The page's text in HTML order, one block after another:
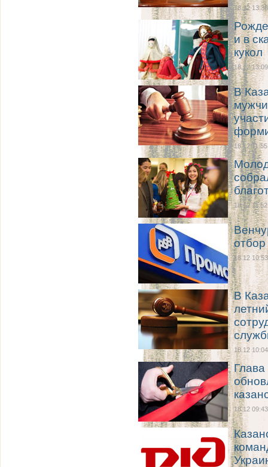
18.12 13:38
и в
кукол
18.12 13:09
В
18.12 11:55
18.12 11:52
отбор
18.12 10:53
В
18.12 10:04
18.12 09:43